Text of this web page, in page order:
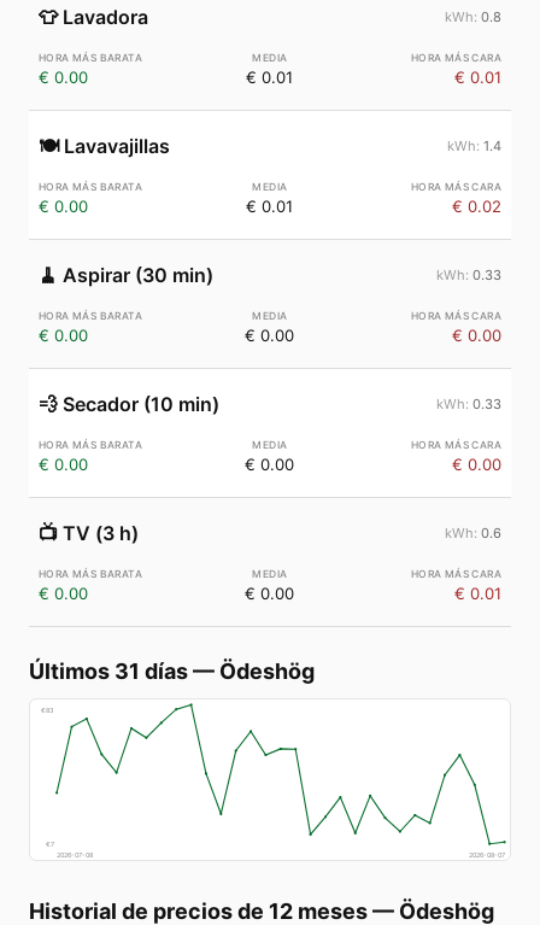
👕 Lavadora 0.8
€ 0.00 € 0.01 € 0.01
🍽️ Lavavajillas 1.4
€ 0.00 € 0.01 € 0.02
🧹 Aspirar (30 min) 0.33
€ 0.00 € 0.00 € 0.00
💨 Secador (10 min) 0.33
€ 0.00 € 0.00 € 0.00
📺 TV (3 h) 0.6
€ 0.00 € 0.00 € 0.01
Últimos 31 días— Ödeshög
€83
€7
2026-07-08
2026-08-07
Historial de precios de 12 meses— Ödeshög